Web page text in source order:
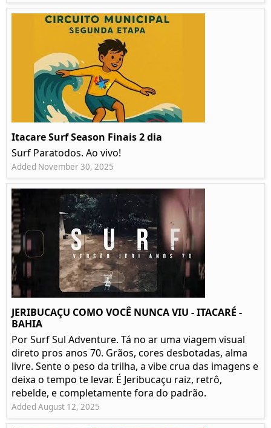
Itacare Surf Season Finais 2 dia
Surf Paratodos. Ao vivo!
Added November 30, 2025
JERIBUCAÇU COMO VOCÊ NUNCA VIU - ITACARÉ -
BAHIA
Por Surf Sul Adventure. Tá no ar uma viagem visual
direto pros anos 70. Grãos, cores desbotadas, alma
livre. Sente o peso da trilha, a vibe crua das imagens e
deixa o tempo te levar. É Jeribucaçu raiz, retrô,
rebelde, e completamente fora do padrão.
Added August 12, 2025